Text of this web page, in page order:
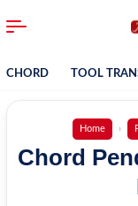
CHORD TOOL
Home
Chord